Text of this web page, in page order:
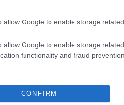
allow Google to enable storage
allow Google to enable storage
functionality and fraud
CONFIRM
megerősítette.